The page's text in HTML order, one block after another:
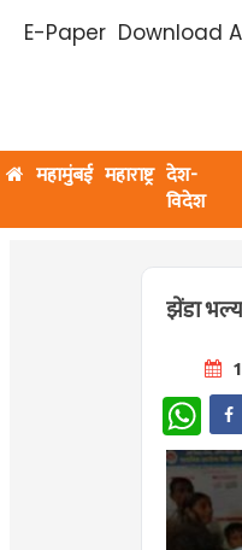
E-Paper Download
महामुंबई महाराष्ट्र देश-
विदेश
झेंडा